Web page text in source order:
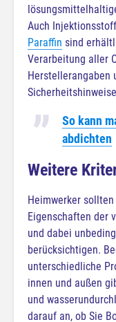
Auch
Paraffin sind
Verarbeitung aller
Herstellerangaben
So kann
abdichten
Weitere
Heimwerker
Eigenschaften der
und dabei
berücksichtigen.
unterschiedliche
innen und außen
und
darauf an, ob Sie